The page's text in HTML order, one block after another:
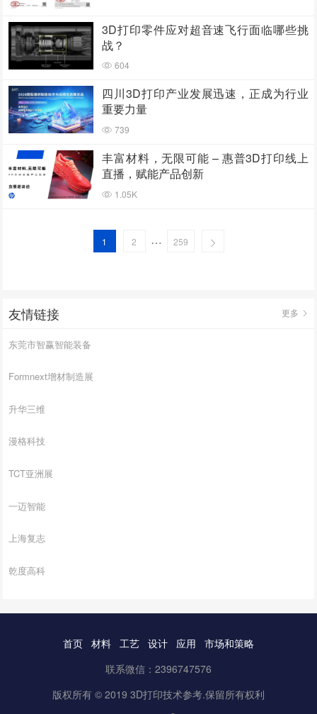
3D打印零件应对超音速飞行面临哪些挑
战？
604
四川3D打印产业发展迅速，正成为行业
重要力量
739
丰富材料，无限可能 – 惠普3D打印线上
直播，赋能产品创新
1.05K
1 2 … 259
友情链接 更多
东莞市智赢智能装备
Formnext增材制造展
升华三维
漫格科技
TCT亚洲展
一迈智能
上海复志
乾度高科
首页 材料 工艺 设计 应用
市场和策略
联系微信：2396747576
版权所有 © 2019 3D打印技术参考.保留所有权利